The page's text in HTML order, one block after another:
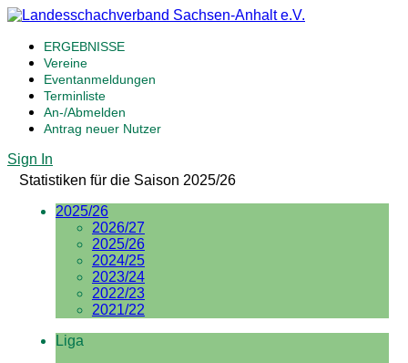
ERGEBNISSE
Vereine
Eventanmeldungen
Terminliste
An-/Abmelden
Antrag neuer Nutzer
Sign In
Statistiken für die Saison 2025/26
2025/26
2026/27
2025/26
2024/25
2023/24
2022/23
2021/22
Liga